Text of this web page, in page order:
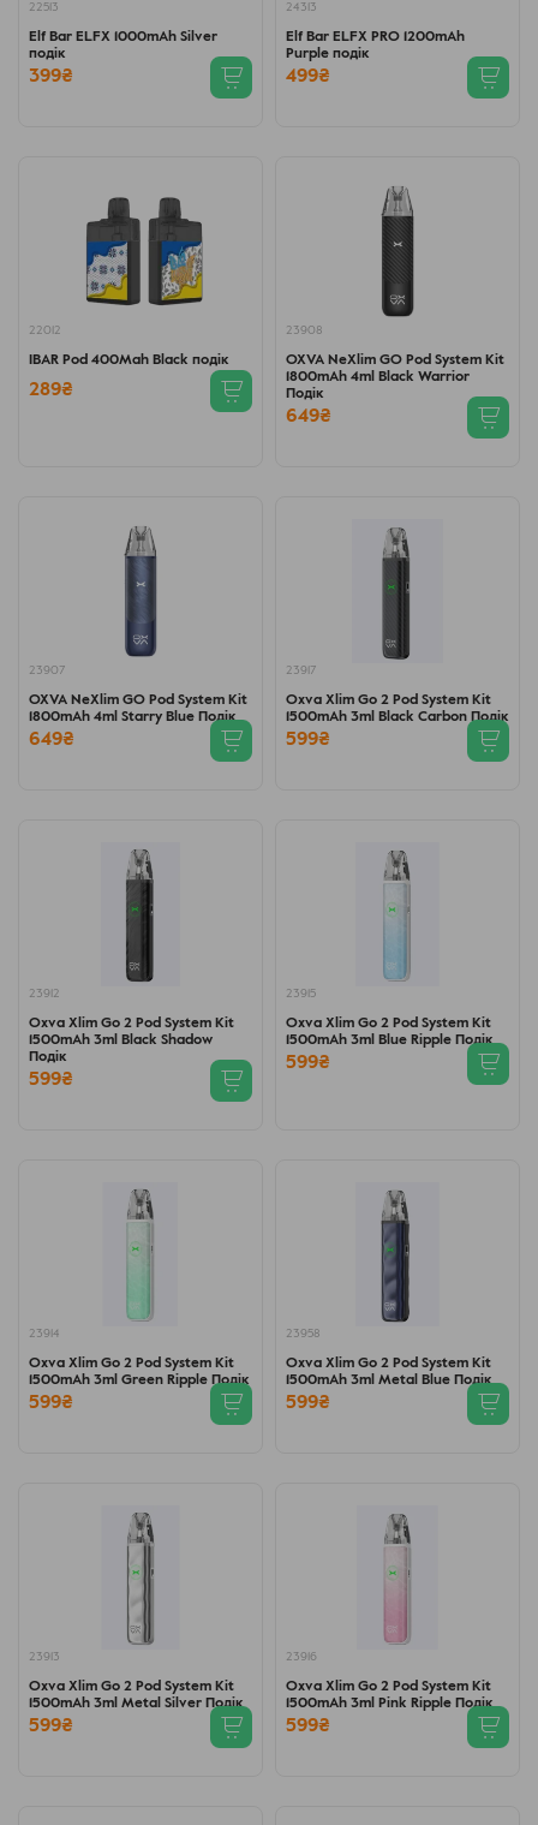
22513
Elf Bar ELFX 1000mAh Silver
подік
399₴
24313
Elf Bar ELFX PRO 1200mAh
Purple подік
499₴
22012
IBAR Pod 400Mah Black подік
289₴
23908
OXVA NeXlim GO Pod System Kit
1800mAh 4ml Black Warrior
Подік
649₴
23907
OXVA NeXlim GO Pod System Kit
1800mAh 4ml Starry Blue Подік
649₴
23917
Oxva Xlim Go 2 Pod System Kit
1500mAh 3ml Black Carbon Подік
599₴
23912
Oxva Xlim Go 2 Pod System Kit
1500mAh 3ml Black Shadow
Подік
599₴
23915
Oxva Xlim Go 2 Pod System Kit
1500mAh 3ml Blue Ripple Подік
599₴
23914
Oxva Xlim Go 2 Pod System Kit
1500mAh 3ml Green Ripple Подік
599₴
23958
Oxva Xlim Go 2 Pod System Kit
1500mAh 3ml Metal Blue Подік
599₴
23913
Oxva Xlim Go 2 Pod System Kit
1500mAh 3ml Metal Silver Подік
599₴
23916
Oxva Xlim Go 2 Pod System Kit
1500mAh 3ml Pink Ripple Подік
599₴